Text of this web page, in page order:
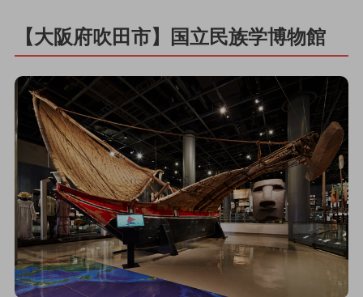
【大阪府吹田市】国立民族学博物館